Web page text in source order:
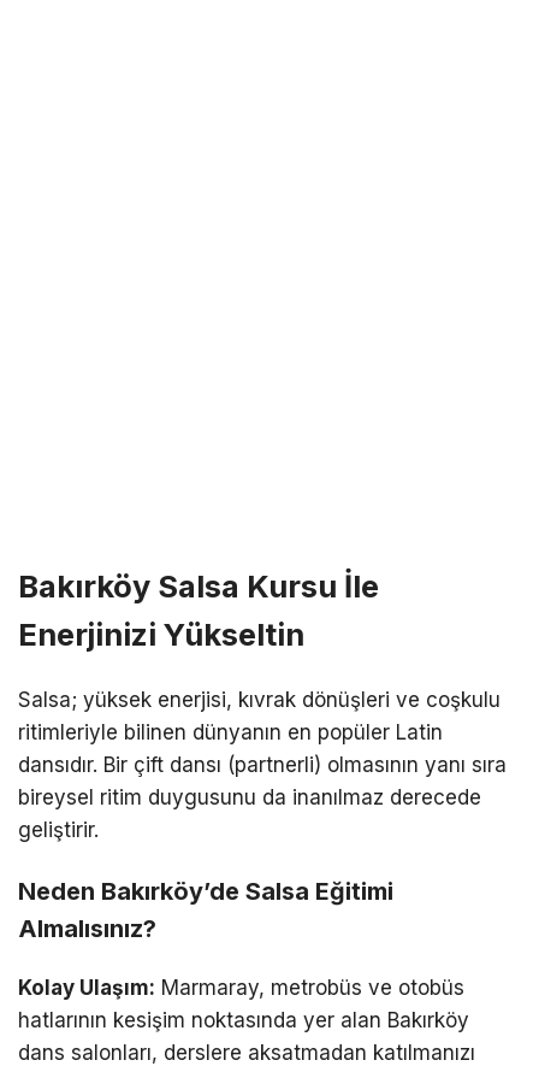
Bakırköy Salsa Kursu İle
Enerjinizi Yükseltin
Salsa; yüksek enerjisi, kıvrak dönüşleri ve coşkulu
ritimleriyle bilinen dünyanın en popüler Latin
dansıdır. Bir çift dansı (partnerli) olmasının yanı sıra
bireysel ritim duygusunu da inanılmaz derecede
geliştirir.
Neden Bakırköy’de Salsa Eğitimi
Almalısınız?
Kolay Ulaşım: Marmaray, metrobüs ve otobüs
hatlarının kesişim noktasında yer alan Bakırköy
dans salonları, derslere aksatmadan katılmanızı